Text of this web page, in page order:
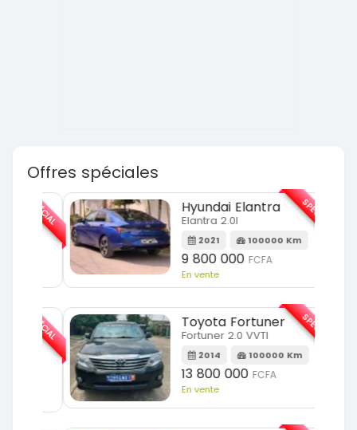
Offres spéciales
Hyundai Elantra
Elantra 2.0l
2021 100000 Km
9 800 000FCFA
En vente
SPÉCIAL
Toyota Fortuner
Fortuner 2.0 VVTI
2014 100000 Km
13 800 000FCFA
En vente
SPÉCIAL